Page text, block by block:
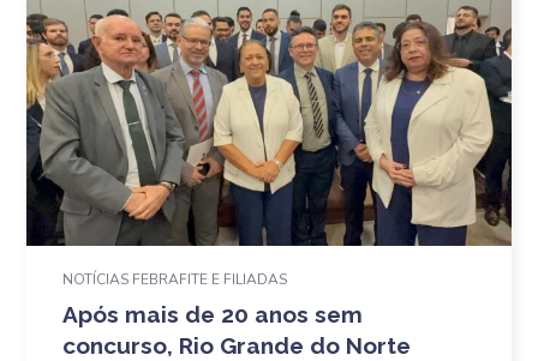
NOTÍCIAS FEBRAFITE E FILIADAS
Após mais de 20 anos sem
concurso, Rio Grande do Norte